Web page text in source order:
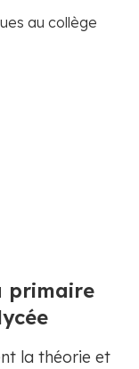
primaire
la théorie et